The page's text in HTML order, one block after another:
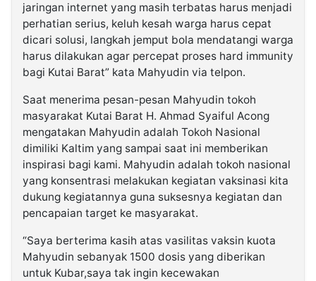
jaringan internet yang masih terbatas harus menjadi
perhatian serius, keluh kesah warga harus cepat
dicari solusi, langkah jemput bola mendatangi warga
harus dilakukan agar percepat proses hard immunity
bagi Kutai Barat” kata Mahyudin via telpon.
Saat menerima pesan-pesan Mahyudin tokoh
masyarakat Kutai Barat H. Ahmad Syaiful Acong
mengatakan Mahyudin adalah Tokoh Nasional
dimiliki Kaltim yang sampai saat ini memberikan
inspirasi bagi kami. Mahyudin adalah tokoh nasional
yang konsentrasi melakukan kegiatan vaksinasi kita
dukung kegiatannya guna suksesnya kegiatan dan
pencapaian target ke masyarakat.
“Saya berterima kasih atas vasilitas vaksin kuota
Mahyudin sebanyak 1500 dosis yang diberikan
untuk Kubar,saya tak ingin kecewakan